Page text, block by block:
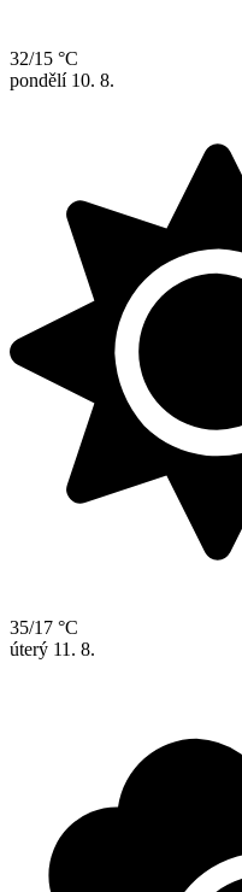
32/15 °C
pondělí 10. 8.
35/17 °C
úterý 11. 8.